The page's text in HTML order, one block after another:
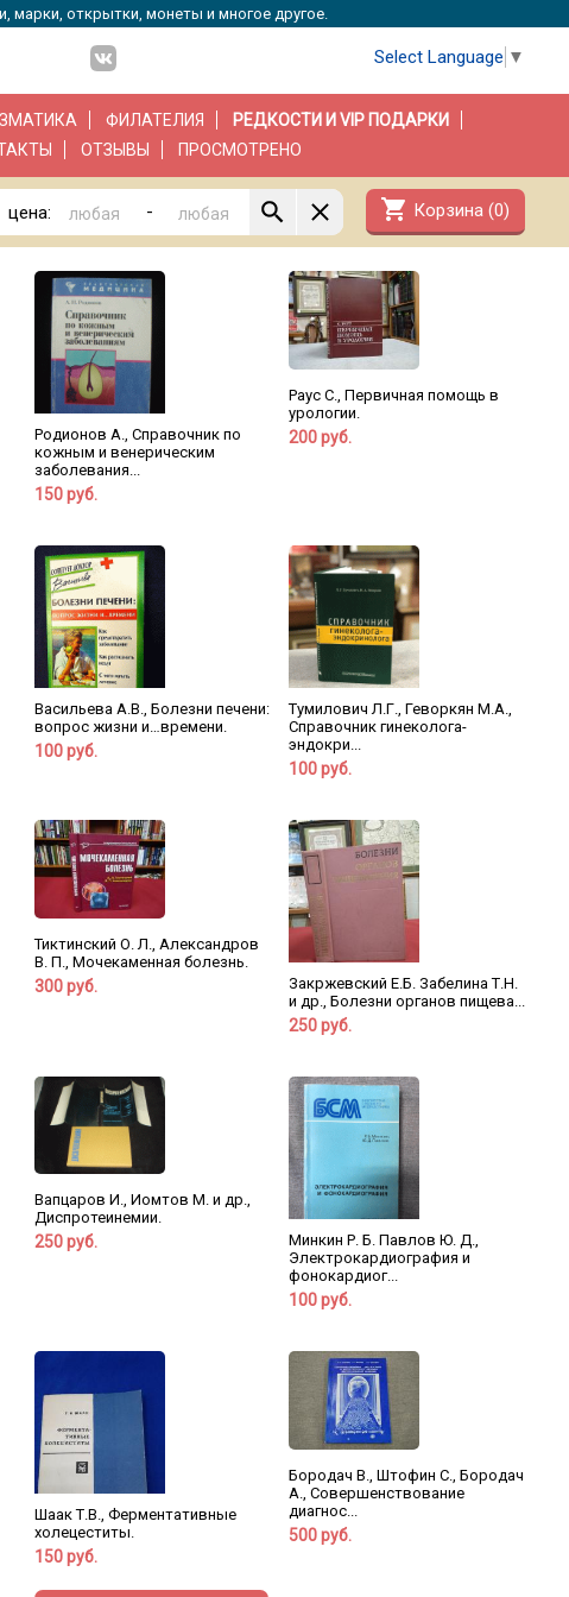
марки, открытки, монеты и многое другое.
Select Language ▼
ФИЛАТЕЛИЯ
РЕДКОСТИ И VIP ПОДАРКИ
ОТЗЫВЫ ПРОСМОТРЕНО
цена: - shopping_cart Корзина (0)
Родионов А., Справочник по
кожным и венерическим
заболевания...
150 руб.
Раус С., Первичная помощь в
урологии.
200 руб.
Васильева А.В., Болезни печени:
вопрос жизни и…времени.
100 руб.
Тумилович Л.Г., Геворкян М.А.,
Справочник гинеколога-
эндокри...
100 руб.
Тиктинский О. Л., Александров
В. П., Мочекаменная болезнь.
300 руб.
Закржевский Е.Б. Забелина Т.Н.
и др., Болезни органов пищева...
250 руб.
Вапцаров И., Иомтов М. и др.,
Диспротеинемии.
250 руб.
Минкин Р. Б. Павлов Ю. Д.,
Электрокардиография и
фонокардиог...
100 руб.
Шаак Т.В., Ферментативные
холецеститы.
150 руб.
Бородач В., Штофин С., Бородач
А., Совершенствование
диагнос...
500 руб.